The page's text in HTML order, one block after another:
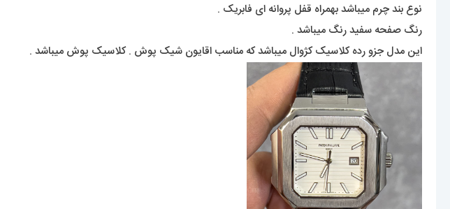
نوع بند چرم میباشد بهمراه قفل پروانه ای فابریک .
رنگ صفحه سفید رنگ میباشد .
این مدل جزو رده کلاسیک کژوال میباشد که مناسب اقایون شیک پوش . کلاسیک پوش میباشد .